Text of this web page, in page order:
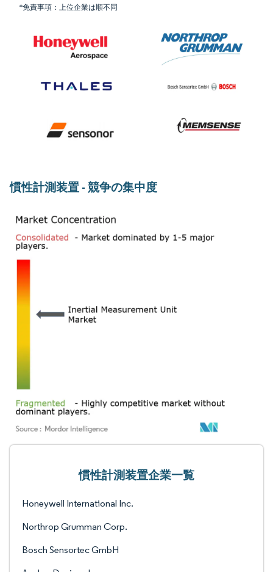
*免責事項：上位企業は順不同
慣性計測装置 - 競争の集中度
慣性計測装置企業一覧
Honeywell International Inc.
Northrop Grumman Corp.
Bosch Sensortec GmbH